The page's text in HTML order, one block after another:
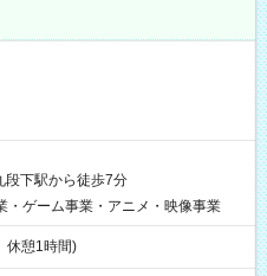
段下駅から徒歩7分
・ゲーム事業・アニメ・映像事業
憩1時間)